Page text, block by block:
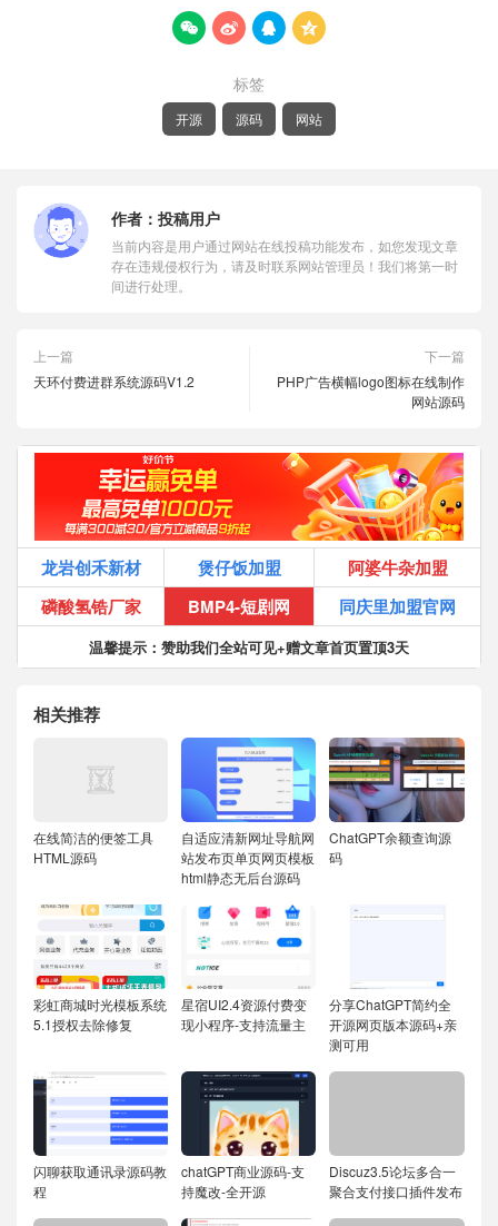
   
标签
开源 源码 网站
作者： 投稿用户
当前内容是用户通过网站在线投稿功能发布，如您发现文章
存在违规侵权行为，请及时联系网站管理员！我们将第一时
间进行处理。
上一篇
天环付费进群系统源码V1.2
下一篇
PHP广告横幅logo图标在线制作
网站源码
龙岩创禾新材 煲仔饭加盟
阿婆牛杂加盟
磷酸氢锆厂家
BMP4-短剧网 同庆里加盟官网
温馨提示：赞助我们全站可见+赠文章首页置顶3天
相关推荐
在线简洁的便签工具
HTML源码
自适应清新网址导航网
站发布页单页网页模板
html静态无后台源码
ChatGPT余额查询源
码
彩虹商城时光模板系统
5.1授权去除修复
星宿UI2.4资源付费变
现小程序-支持流量主
分享ChatGPT简约全
开源网页版本源码+亲
测可用
闪聊获取通讯录源码教
程
chatGPT商业源码-支
持魔改-全开源
Discuz3.5论坛多合一
聚合支付接口插件发布